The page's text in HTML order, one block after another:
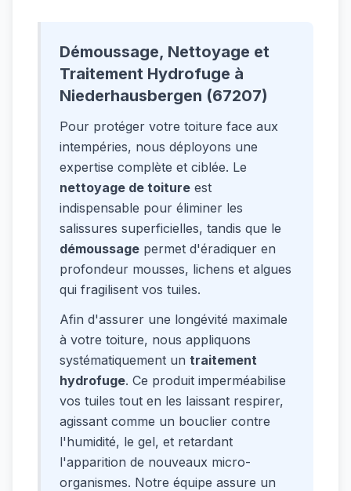
Démoussage, Nettoyage et
Traitement Hydrofuge à
Niederhausbergen (67207)
Pour protéger votre toiture face aux
intempéries, nous déployons une
expertise complète et ciblée. Le
nettoyage de toiture est
indispensable pour éliminer les
salissures superficielles, tandis que le
démoussage permet d'éradiquer en
profondeur mousses, lichens et algues
qui fragilisent vos tuiles.
Afin d'assurer une longévité maximale
à votre toiture, nous appliquons
systématiquement un traitement
hydrofuge. Ce produit imperméabilise
vos tuiles tout en les laissant respirer,
agissant comme un bouclier contre
l'humidité, le gel, et retardant
l'apparition de nouveaux micro-
organismes. Notre équipe assure un